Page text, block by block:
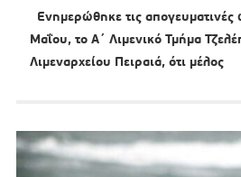
Ενημερώθηκε τις
Μαΐου, το Α΄ Λιμενικό Τμήμα
Λιμεναρχείου Πειραιά, ότι μέλος